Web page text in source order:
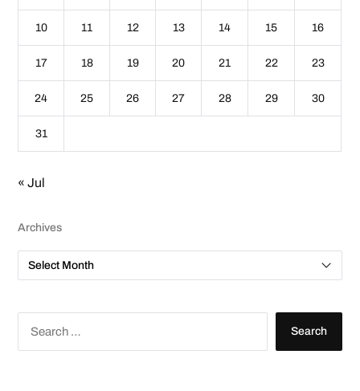
10 11 12 13 14 15 16
17 18 19 20 21 22 23
24 25 26 27 28 29 30
31
« Jul
Archives
A
c
v
S
r